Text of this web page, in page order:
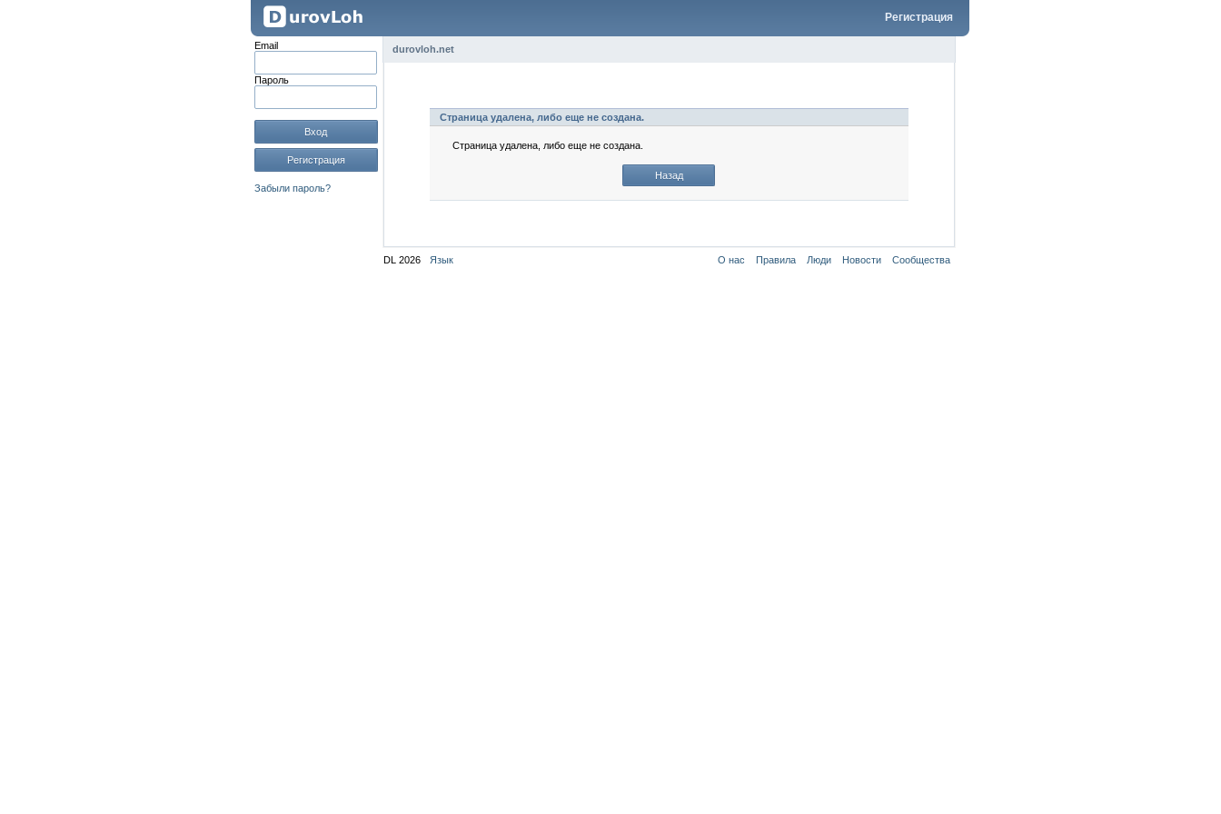
Регистрация
Email
Пароль
Вход
Регистрация
Забыли пароль?
durovloh.net
Страница удалена, либо еще не создана.
Страница удалена, либо еще не создана.
Назад
DL 2026 Язык О нас Правила Люди Новости Сообщества